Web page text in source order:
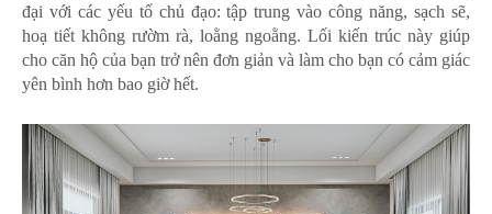
đại với các yếu tố chủ đạo: tập trung vào công năng, sạch sẽ,
hoạ tiết không rườm rà, loằng ngoằng. Lối kiến trúc này giúp
cho căn hộ của bạn trở nên đơn giản và làm cho bạn có cảm giác
yên bình hơn bao giờ hết.